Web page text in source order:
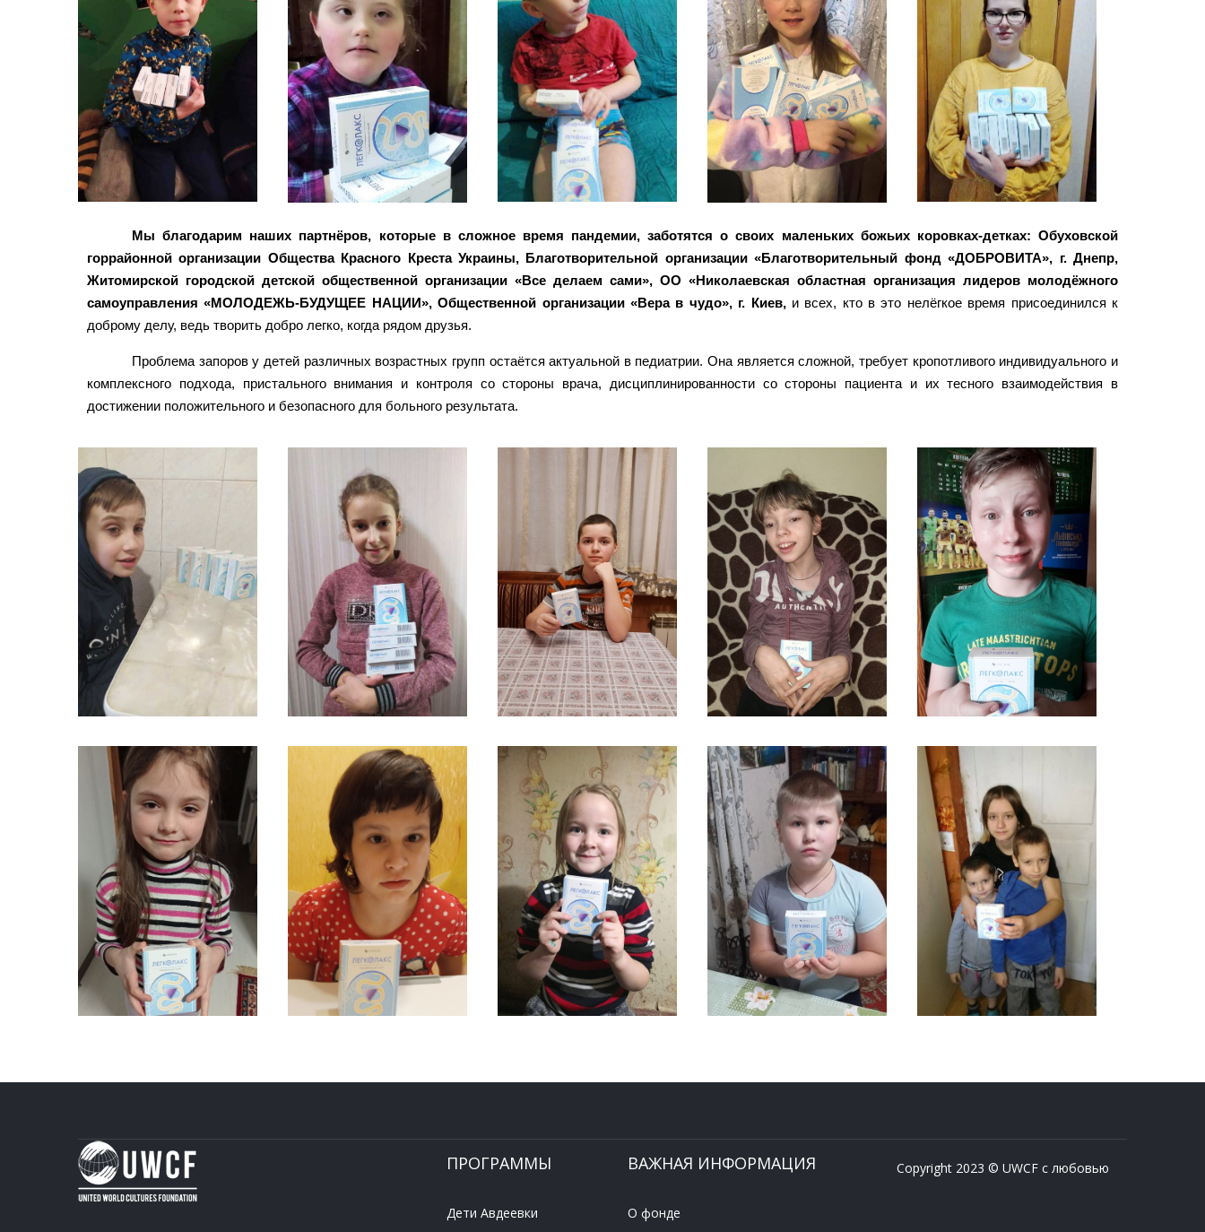
Мы благодарим наших партнёров, которые в сложное время пандемии, заботятся о своих маленьких божьих коровках-детках: Обуховской
горрайонной организации Общества Красного Креста Украины, Благотворительной организации «Благотворительный фонд «ДОБРОВИТА», г. Днепр,
Житомирской городской детской общественной организации «Все делаем сами», ОО «Николаевская областная организация лидеров молодёжного
самоуправления «МОЛОДЕЖЬ-БУДУЩЕЕ НАЦИИ», Общественной организации «Вера в чудо», г. Киев,и всех, кто в это нелёгкое время присоединился к
доброму делу, ведь творить добро легко, когда рядом друзья.
Проблема запоров у детей различных возрастных групп остаётся актуальной в педиатрии. Она является сложной, требует кропотливого индивидуального и
комплексного подхода, пристального внимания и контроля со стороны врача, дисциплинированности со стороны пациента и их тесного взаимодействия в
достижении положительного и безопасного для больного результата.
ПРОГРАММЫ
Дети Авдеевки
ВАЖНАЯ ИНФОРМАЦИЯ
О фонде
Copyright 2023 © UWCF с любовью